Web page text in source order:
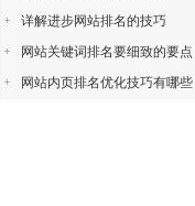
详解进步网站排名的技巧
网站关键词排名要细致的要点
网站内页排名优化技巧有哪些